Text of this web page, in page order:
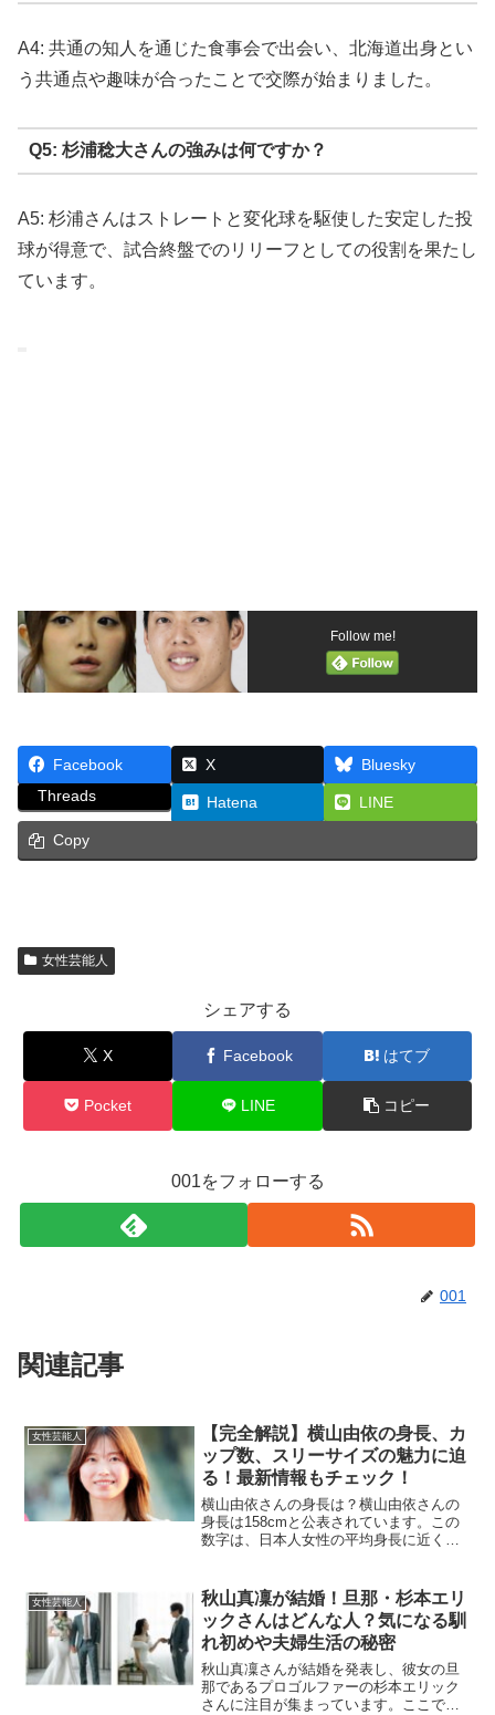
A4: 共通の知人を通じた食事会で出会い、北海道出身とい
う共通点や趣味が合ったことで交際が始まりました。
Q5: 杉浦稔大さんの強みは何ですか？
A5: 杉浦さんはストレートと変化球を駆使した安定した投
球が得意で、試合終盤でのリリーフとしての役割を果たし
ています。
Follow me!
Facebook X
Bluesky
Threads
Hatena LINE
Copy
女性芸能人
シェアする
X Facebook はてブ
Pocket LINE コピー
001をフォローする
001
関連記事
女性芸能人
【完全解説】横山由依の身長、カ
ップ数、スリーサイズの魅力に迫
る！最新情報もチェック！
横山由依さんの身長は？横山由依さんの
身長は158cmと公表されています。この
数字は、日本人女性の平均身長に近く、
に加え、ファッションの幅広いスタイル
にも対応できる絶妙な...
女性芸能人
秋山真凜が結婚！旦那・杉本エリ
ックさんはどんな人？気になる馴
れ初めや夫婦生活の秘密
秋山真凜さんが結婚を発表し、彼女の旦
那であるプロゴルファーの杉本エリック
さんに注目が集まっています。ここで